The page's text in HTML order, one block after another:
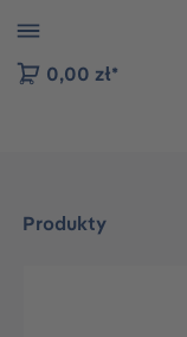
do nawigacji
0,00 zł*
Produkty
Pomiń galerię